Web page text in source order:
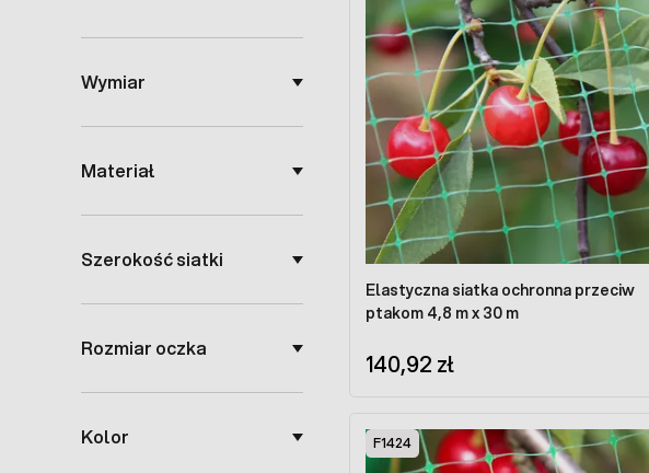
Wymiar
Materiał
Szerokość siatki
Rozmiar oczka
Kolor
Elastyczna siatka ochronna przeciw
ptakom 4,8 m x 30 m
140,92 zł
F1424